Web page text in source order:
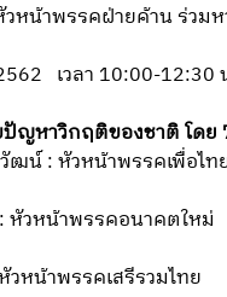
หน้าพรรคฝ่ายค้าน ร่วม
เวลา 10:00-12:30
ญหาวิกฤติของชาติ โดย
น์ : หัวหน้าพรรคเพื่อไท
หัวหน้าพรรคอนาคตใหม่
วหน้าพรรคเสรีรวมไทย